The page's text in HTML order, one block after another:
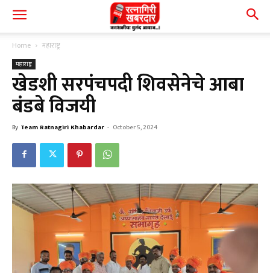
Home महाराष्ट्र
महाराष्ट्र
खेडशी सरपंचपदी शिवसेनेचे आबा
बंडबे विजयी
By Team Ratnagiri Khabardar - October 5, 2024